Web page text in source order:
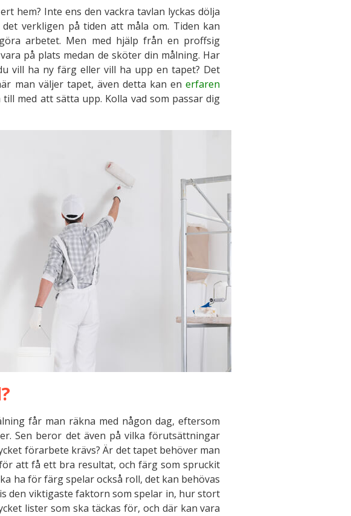
hem? Inte ens den vackra tavlan lyckas dölja
verkligen på tiden att måla om. Tiden kan
arbetet. Men med hjälp från en proffsig
på plats medan de sköter din målning. Har
vill ha ny färg eller vill ha upp en tapet? Det
man väljer tapet, även detta kan enerfaren
till med att sätta upp. Kolla vad som passar dig
får man räkna med någon dag, eftersom
Sen beror det även på vilka förutsättningar
förarbete krävs? Är det tapet behöver man
att få ett bra resultat, och färg som spruckit
ha för färg spelar också roll, det kan behövas
den viktigaste faktorn som spelar in, hur stort
lister som ska täckas för, och där kan vara